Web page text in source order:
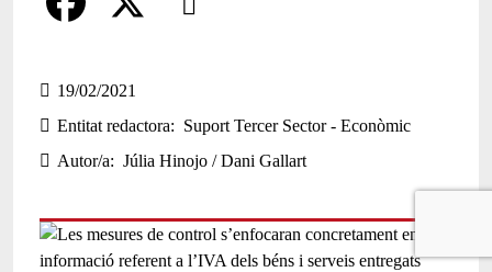
a
c
e
o
19/02/2021
Entitat redactora
Suport Tercer Sector - Econòmic
Autor/a
Júlia Hinojo / Dani Gallart